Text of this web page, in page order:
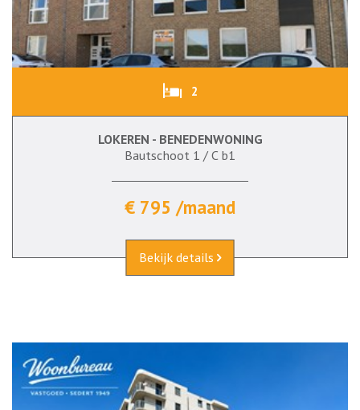
2
LOKEREN - BENEDENWONING
Bautschoot 1 / C b1
€ 795 /maand
Bekijk details